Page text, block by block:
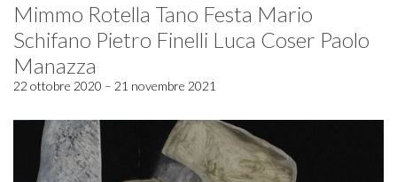
Mimmo Rotella Tano Festa Mario
Schifano Pietro Finelli Luca Coser Paolo
Manazza
22 ottobre 2020 – 21 novembre 2021